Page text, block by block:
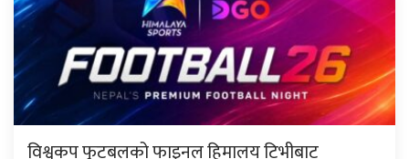
विश्वकप फुटबलको फाइनल हिमालय टिभीबाट